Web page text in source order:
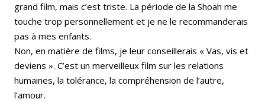
grand film, mais c’est triste. La période de la Shoah me
touche trop personnellement et je ne le recommanderais
pas à mes enfants.
Non, en matière de films, je leur conseillerais « Vas, vis et
deviens ». C’est un merveilleux film sur les relations
humaines, la tolérance, la compréhension de l’autre,
l’amour.